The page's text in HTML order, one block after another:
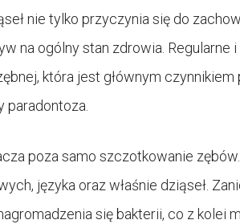
nie tylko przyczynia się do
na ogólny stan zdrowia. Regularne
która jest głównym
paradontoza.
poza samo szczotkowanie
języka oraz właśnie dziąseł.
się bakterii, co z kolei